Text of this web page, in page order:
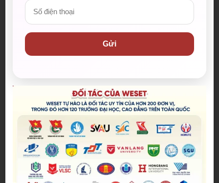
Bài viết mới nhất
WESET Bestie Explores: Stories
From The Past – Livestream học
tiếng Anh qua những trang sử hào
hùng
24/07/2026
Gửi